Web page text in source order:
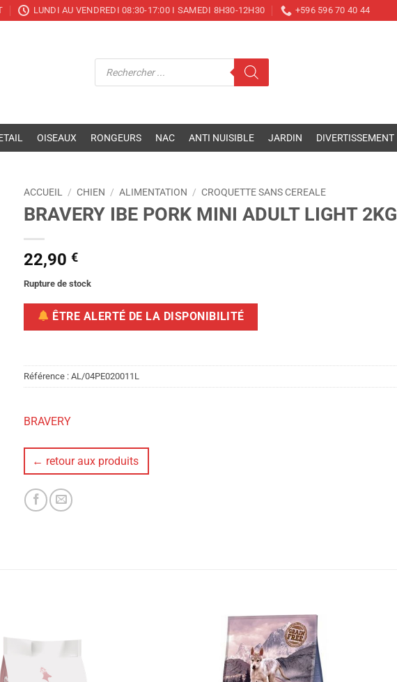
LUNDI AU VENDREDI 08:30-17:00 I SAMEDI 8H30-12H30 +596 596 70 40 44
Recherche
OISEAUX RONGEURS NAC ANTI NUISIBLE JARDIN DIVERTISSEMENT
ACCUEIL / CHIEN / ALIMENTATION / CROQUETTE SANS CEREALE
BRAVERY IBE PORK MINI ADULT LIGHT 2KG
22,90 €
Rupture de stock
ÊTRE ALERTÉ DE LA DISPONIBILITÉ
Référence : AL/04PE020011L
BRAVERY
← retour aux produits